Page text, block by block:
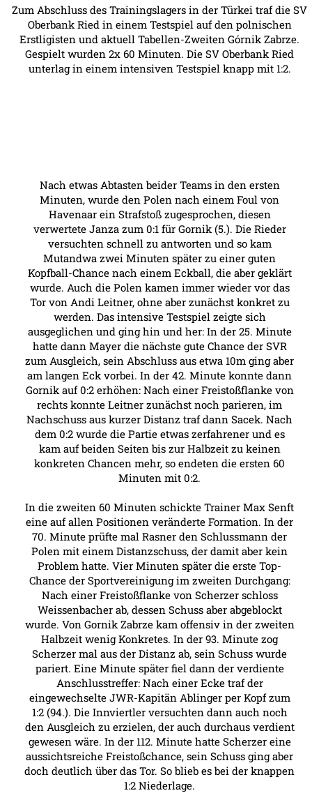
Zum Abschluss des Trainingslagers in der Türkei traf die SV
Oberbank Ried in einem Testspiel auf den polnischen
Erstligisten und aktuell Tabellen-Zweiten Górnik Zabrze.
Gespielt wurden 2x 60 Minuten. Die SV Oberbank Ried
unterlag in einem intensiven Testspiel knapp mit 1:2.
Nach etwas Abtasten beider Teams in den ersten
Minuten, wurde den Polen nach einem Foul von
Havenaar ein Strafstoß zugesprochen, diesen
verwertete Janza zum 0:1 für Gornik (5.). Die Rieder
versuchten schnell zu antworten und so kam
Mutandwa zwei Minuten später zu einer guten
Kopfball-Chance nach einem Eckball, die aber geklärt
wurde. Auch die Polen kamen immer wieder vor das
Tor von Andi Leitner, ohne aber zunächst konkret zu
werden. Das intensive Testspiel zeigte sich
ausgeglichen und ging hin und her: In der 25. Minute
hatte dann Mayer die nächste gute Chance der SVR
zum Ausgleich, sein Abschluss aus etwa 10m ging aber
am langen Eck vorbei. In der 42. Minute konnte dann
Gornik auf 0:2 erhöhen: Nach einer Freistoßflanke von
rechts konnte Leitner zunächst noch parieren, im
Nachschuss aus kurzer Distanz traf dann Sacek. Nach
dem 0:2 wurde die Partie etwas zerfahrener und es
kam auf beiden Seiten bis zur Halbzeit zu keinen
konkreten Chancen mehr, so endeten die ersten 60
Minuten mit 0:2.
In die zweiten 60 Minuten schickte Trainer Max Senft
eine auf allen Positionen veränderte Formation. In der
70. Minute prüfte mal Rasner den Schlussmann der
Polen mit einem Distanzschuss, der damit aber kein
Problem hatte. Vier Minuten später die erste Top-
Chance der Sportvereinigung im zweiten Durchgang:
Nach einer Freistoßflanke von Scherzer schloss
Weissenbacher ab, dessen Schuss aber abgeblockt
wurde. Von Gornik Zabrze kam offensiv in der zweiten
Halbzeit wenig Konkretes. In der 93. Minute zog
Scherzer mal aus der Distanz ab, sein Schuss wurde
pariert. Eine Minute später fiel dann der verdiente
Anschlusstreffer: Nach einer Ecke traf der
eingewechselte JWR-Kapitän Ablinger per Kopf zum
1:2 (94.). Die Innviertler versuchten dann auch noch
den Ausgleich zu erzielen, der auch durchaus verdient
gewesen wäre. In der 112. Minute hatte Scherzer eine
aussichtsreiche Freistoßchance, sein Schuss ging aber
doch deutlich über das Tor. So blieb es bei der knappen
1:2 Niederlage.